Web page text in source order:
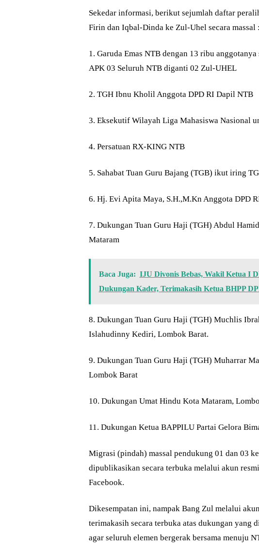
Sekedar informasi, berikut sejumlah daftar
Firin dan Iqbal-Dinda ke Zul-Uhel secara massal :
1. Garuda Emas NTB dengan 13 ribu
APK 03 Seluruh NTB diganti 02 Zul-UHEL
2. TGH Ibnu Kholil Anggota DPD RI Dapil NTB
3. Eksekutif Wilayah Liga Mahasiswa Nasional
4. Persatuan RX-KING NTB
5. Sahabat Tuan Guru Bajang (TGB) ikut iring
6. Hj. Evi Apita Maya, S.H.,M.Kn Anggota DPD
7. Dukungan Tuan Guru Haji (TGH) Abdul
Mataram
Baca Juga: IJU Divonis Bebas, Wakil Ketua I
Dukungan Kader, Terimakasih Ketua BHPP
8. Dukungan Tuan Guru Haji (TGH) Muchlis
Islahudinny Kediri, Lombok Barat.
9. Dukungan Tuan Guru Haji (TGH) Muharrar
Lombok Barat
10. Dukungan Umat Hindu Kota Mataram,
11. Dukungan Ketua BAPPILU Partai Gelora
Migrasi (pindah) massal pendukung 01 dan 03
dipublikasikan secara terbuka melalui akun
Facebook.
Dikesempatan ini, nampak Bang Zul melalui
terimakasih secara terbuka atas dukungan yang
agar seluruh elemen bergerak bersama menuju